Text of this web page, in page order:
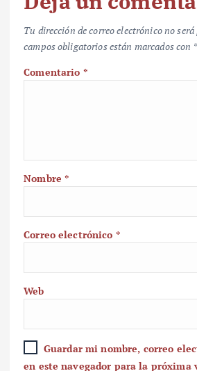
Tu dirección de correo electrónico no
campos obligatorios están marcados con *
Comentario *
Nombre*
Correo electrónico *
Web
Guardar mi nombre, correo
en este navegador para la próxima